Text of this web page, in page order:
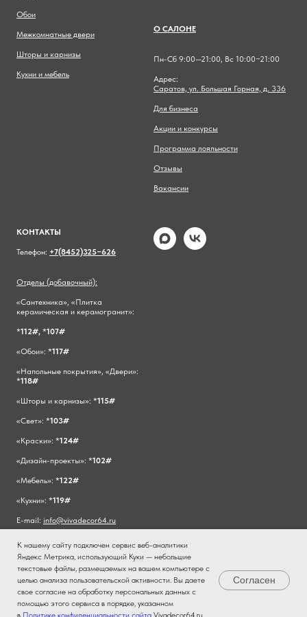
К нашему сайту подключен сервис веб-аналитики
Яндекс Метрика, использующий Куки — небольшие
текстовые файлы, размещаемых на вашем компьютере с
целью анализа пользовательской активности. Вы даете
свое согласие на обработку персональных данных с
помощью этого сервиса в порядке, указанном
в Политике конфиденциальности сайта Vivadecor64.ru
Согласен
Обои
Межкомнатные двери
Шторы и карнизы
Кухни и мебель
О САЛОНЕ
Пн-Сб 9:00—21:00, Вс 10:00−21:00
Адрес:
Саратов, ул. Большая Горная, д. 336
Для бизнеса
Акции и конкурсы
Программа лояльности
Отзывы
Вакансии
КОНТАКТЫ
Телефон: +7(8452)325−626
Отделы (добавочный):
«Сантехника», «Плитка
керамическая и керамогранит»:
*112#, *107#
«Обои»: *117#
«Напольные покрытия», «Двери»:
*118#
«Шторы и карнизы»: *115#
«Свет»: *103#
«Краски»: *124#
«Дизайн-проекты»: *102#
«Мебель»: *122#
«Кухни»: *119#
E-mail: info@vivadecor64.ru